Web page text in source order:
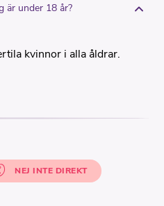
är under 18 år?
kvinnor i alla åldrar.
NEJ INTE DIREKT